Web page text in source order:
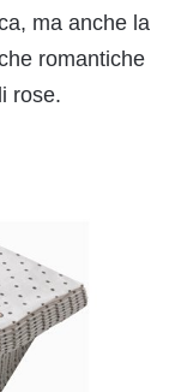
ma anche la
romantiche
rose.